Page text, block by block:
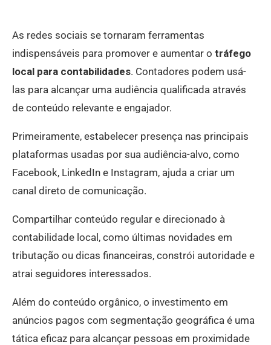
As redes sociais se tornaram ferramentas
indispensáveis para promover e aumentar o tráfego
local para contabilidades. Contadores podem usá-
las para alcançar uma audiência qualificada através
de conteúdo relevante e engajador.
Primeiramente, estabelecer presença nas principais
plataformas usadas por sua audiência-alvo, como
Facebook, LinkedIn e Instagram, ajuda a criar um
canal direto de comunicação.
Compartilhar conteúdo regular e direcionado à
contabilidade local, como últimas novidades em
tributação ou dicas financeiras, constrói autoridade e
atrai seguidores interessados.
Além do conteúdo orgânico, o investimento em
anúncios pagos com segmentação geográfica é uma
tática eficaz para alcançar pessoas em proximidade